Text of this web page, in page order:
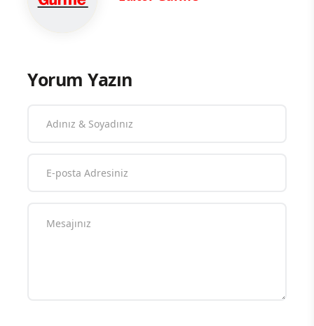
Yorum Yazın